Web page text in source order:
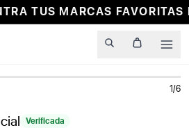
TUS MARCAS FAVORITAS
1/6
Verificada